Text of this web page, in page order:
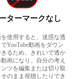
ターマークなし
使用すると、迷惑な透
YouTube動画をダウン
きるため、きれいで透か
画になり、自分の考え
ツを編集または切り取
のまま視聴したりでき